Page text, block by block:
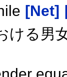
[Net]
ける男